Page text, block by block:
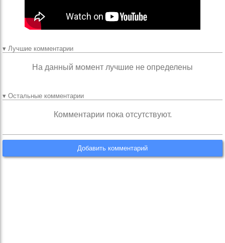
▾ Лучшие комментарии
На данный момент лучшие не определены
▾ Остальные комментарии
Комментарии пока отсутствуют.
Добавить комментарий